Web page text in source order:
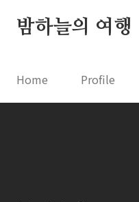
밤하늘의 여행
Home Profile